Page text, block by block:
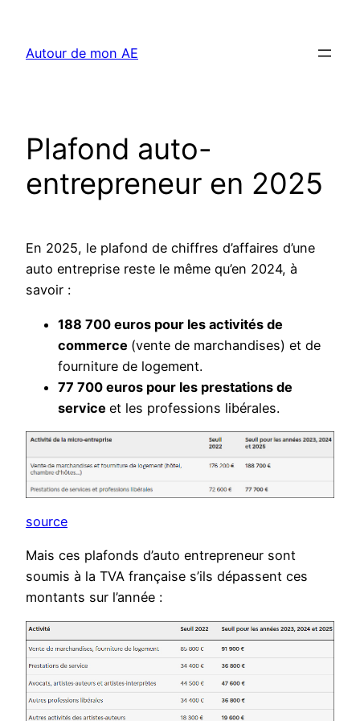
contenu
Autour de mon AE
Plafond auto-
entrepreneur en 2025
En 2025, le plafond de chiffres d’affaires d’une
auto entreprise reste le même qu’en 2024, à
savoir :
188 700 euros pour les activités de
commerce (vente de marchandises) et de
fourniture de logement.
77 700 euros pour les prestations de
service et les professions libérales.
source
Mais ces plafonds d’auto entrepreneur sont
soumis à la TVA française s’ils dépassent ces
montants sur l’année :